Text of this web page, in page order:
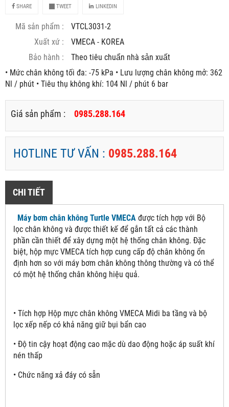
SHARE TWEET LINKEDIN
Mã sản phẩm :
VTCL3031-2
Xuất xứ :
VMECA - KOREA
Bảo hành :
Theo tiêu chuẩn nhà sản xuất
• Mức chân không tối đa: -75 kPa • Lưu lượng chân không mở: 362
Nl / phút • Tiêu thụ không khí: 104 Nl / phút 6 bar
Giá sản phẩm : 0985.288.164
HOTLINE TƯ VẤN : 0985.288.164
CHI TIẾT
Máy bơm chân không Turtle VMECA được tích hợp với Bộ
lọc chân không và được thiết kế để gắn tất cả các thành
phần cần thiết để xây dựng một hệ thống chân không. Đặc
biệt, hộp mực VMECA tích hợp cung cấp độ chân không ổn
định hơn so với máy bơm chân không thông thường và có thể
có một hệ thống chân không hiệu quả.
• Tích hợp Hộp mực chân không VMECA Midi ba tầng và bộ
lọc xếp nếp có khả năng giữ bụi bẩn cao
• Độ tin cậy hoạt động cao mặc dù dao động hoặc áp suất khí
nén thấp
• Chức năng xả đáy có sẵn